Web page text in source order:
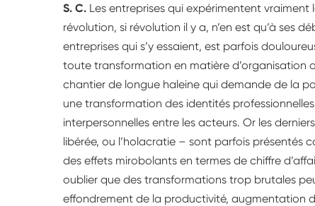
S. C. Les entreprises qui expérimentent vraiment
révolution, si révolution il y a, n’en est qu’à ses
entreprises qui s’y essaient, est parfois
toute transformation en matière d’organisation
chantier de longue haleine qui demande de la
une transformation des identités
interpersonnelles entre les acteurs. Or les
libérée, ou l’holacratie – sont parfois présentés
des effets mirobolants en termes de chiffre
oublier que des transformations trop brutales
effondrement de la productivité, augmentation